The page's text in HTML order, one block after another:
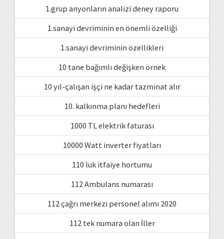
1.grup anyonların analizi deney raporu
1.sanayi devriminin en önemli özelliği
1.sanayi devriminin özellikleri
10 tane bağımlı değişken örnek
10 yıl-çalışan işçi ne kadar tazminat alır
10. kalkınma planı hedefleri
1000 TL elektrik faturası
10000 Watt inverter fiyatları
110 luk itfaiye hortumu
112 Ambulans numarası
112 çağrı merkezi personel alımı 2020
112 tek numara olan İller